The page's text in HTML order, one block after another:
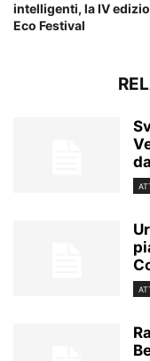
intelligenti, la IV
Eco Festival